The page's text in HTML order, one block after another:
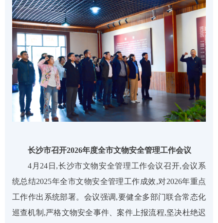
长沙市召开2026年度全市文物安全管理工作会议
4月24日 ,长沙市文物安全管理工作会议召开,会议系
统总结2025年全市文物安全管理工作成效,对2026年重点
工作作出系统部署。会议强调,要健全多部门联合常态化
巡查机制 ,严格文物安全事件、案件上报流程,坚决杜绝迟